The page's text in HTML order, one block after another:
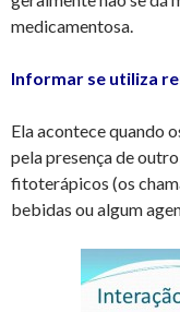
medicamentosa.
Informar se utiliza
Ela acontece quando
pela presença de
fitoterápicos (os
bebidas ou algum